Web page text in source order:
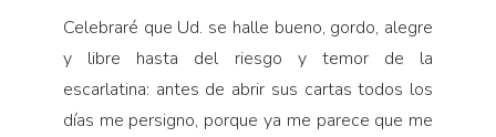
Celebraré que Ud. se halle bueno, gordo, alegre
y libre hasta del riesgo y temor de la
escarlatina: antes de abrir sus cartas todos los
días me persigno, porque ya me parece que me